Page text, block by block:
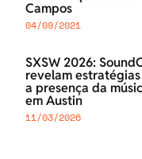
Campos
04/09/2021
SXSW 2026:
revelam
a presença da
em Austin
11/03/2026